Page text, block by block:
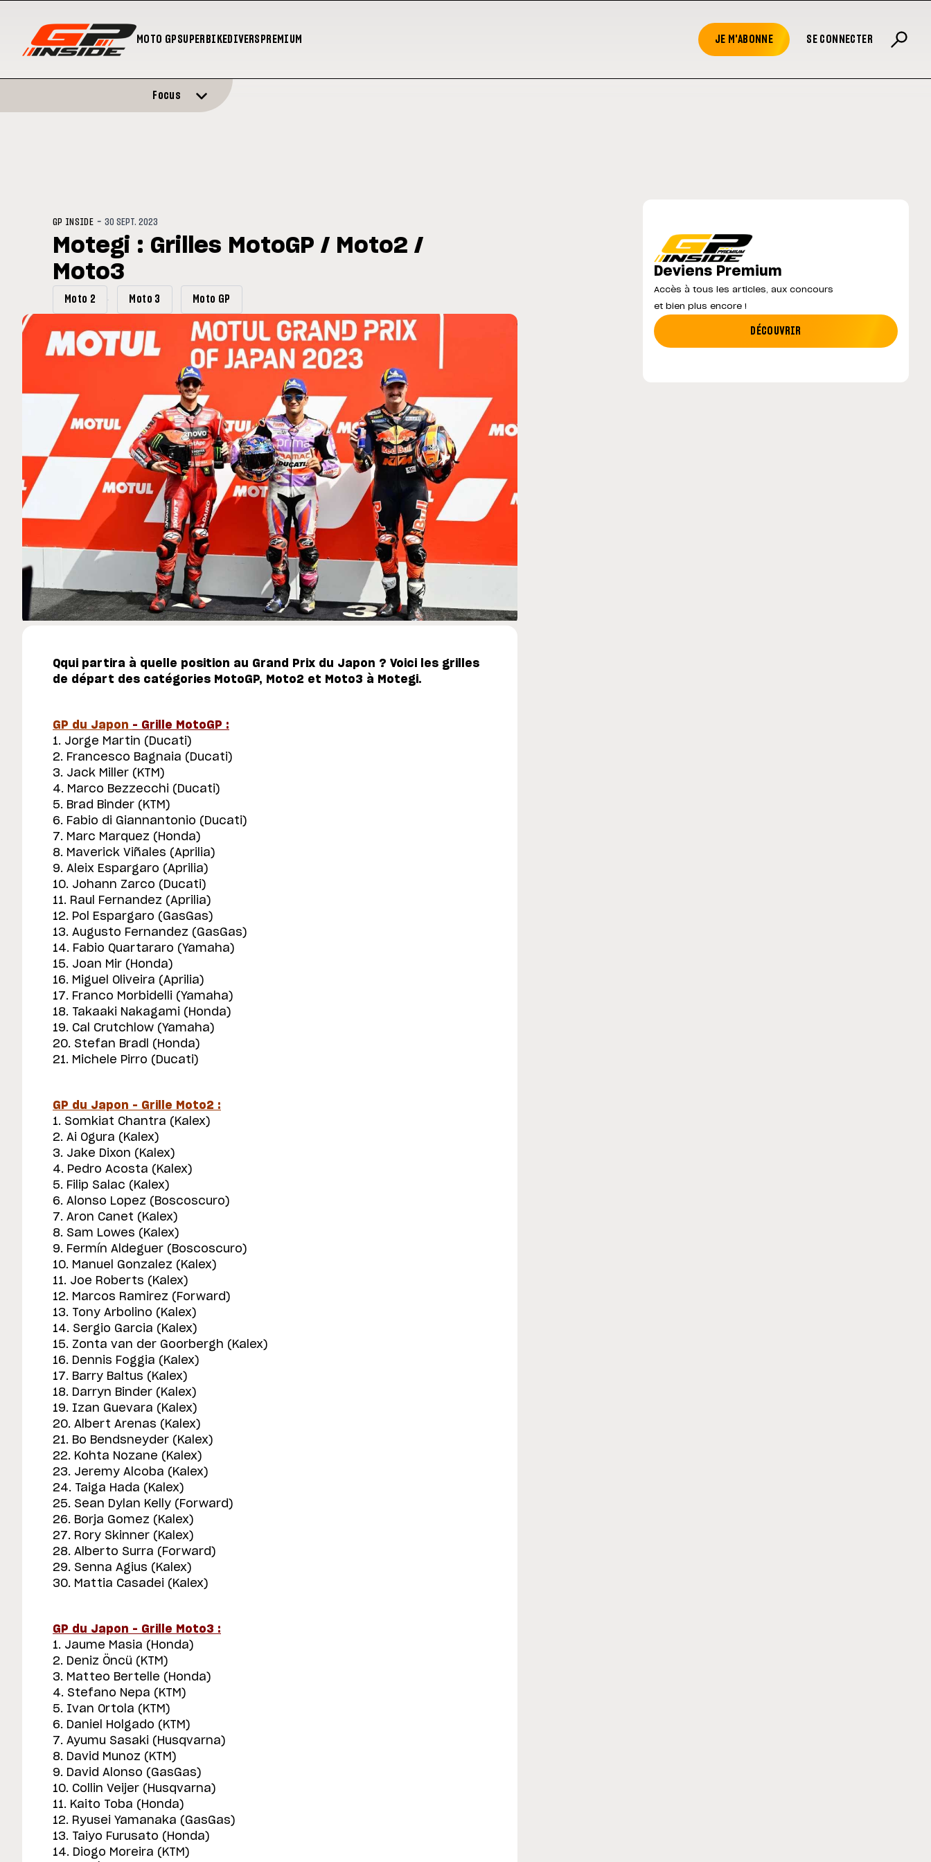
MOTO GPSUPERBIKEDIVERS PREMIUM JE M'ABONNE SE CONNECTER
club spécial dans
Silverstone : Horaires et Programme du GP de
Grande-Bretagne
MOTO GP
Zarco évite l'opération et vise un retour en
MotoGP : les cinq constructeurs signent un
Focus
GP INSIDE -30 SEPT. 2023
Motegi : Grilles MotoGP / Moto2 /
Moto3
Moto 2 Moto 3 Moto GP
Qqui partira à quelle position au Grand Prix du Japon ? Voici les grilles
de départ des catégories MotoGP, Moto2 et Moto3 à Motegi.
GP du Japon – Grille MotoGP :
1. Jorge Martin (Ducati)
2. Francesco Bagnaia (Ducati)
3. Jack Miller (KTM)
4. Marco Bezzecchi (Ducati)
5. Brad Binder (KTM)
6. Fabio di Giannantonio (Ducati)
7. Marc Marquez (Honda)
8. Maverick Viñales (Aprilia)
9. Aleix Espargaro (Aprilia)
10. Johann Zarco (Ducati)
11. Raul Fernandez (Aprilia)
12. Pol Espargaro (GasGas)
13. Augusto Fernandez (GasGas)
14. Fabio Quartararo (Yamaha)
15. Joan Mir (Honda)
16. Miguel Oliveira (Aprilia)
17. Franco Morbidelli (Yamaha)
18. Takaaki Nakagami (Honda)
19. Cal Crutchlow (Yamaha)
20. Stefan Bradl (Honda)
21. Michele Pirro (Ducati)
GP du Japon – Grille Moto2 :
1. Somkiat Chantra (Kalex)
2. Ai Ogura (Kalex)
3. Jake Dixon (Kalex)
4. Pedro Acosta (Kalex)
5. Filip Salac (Kalex)
6. Alonso Lopez (Boscoscuro)
7. Aron Canet (Kalex)
8. Sam Lowes (Kalex)
9. Fermín Aldeguer (Boscoscuro)
10. Manuel Gonzalez (Kalex)
11. Joe Roberts (Kalex)
12. Marcos Ramirez (Forward)
13. Tony Arbolino (Kalex)
14. Sergio Garcia (Kalex)
15. Zonta van der Goorbergh (Kalex)
16. Dennis Foggia (Kalex)
17. Barry Baltus (Kalex)
18. Darryn Binder (Kalex)
19. Izan Guevara (Kalex)
20. Albert Arenas (Kalex)
21. Bo Bendsneyder (Kalex)
22. Kohta Nozane (Kalex)
23. Jeremy Alcoba (Kalex)
24. Taiga Hada (Kalex)
25. Sean Dylan Kelly (Forward)
26. Borja Gomez (Kalex)
27. Rory Skinner (Kalex)
28. Alberto Surra (Forward)
29. Senna Agius (Kalex)
30. Mattia Casadei (Kalex)
GP du Japon – Grille Moto3 :
1. Jaume Masia (Honda)
2. Deniz Öncü (KTM)
3. Matteo Bertelle (Honda)
4. Stefano Nepa (KTM)
5. Ivan Ortola (KTM)
6. Daniel Holgado (KTM)
7. Ayumu Sasaki (Husqvarna)
8. David Munoz (KTM)
9. David Alonso (GasGas)
10. Collin Veijer (Husqvarna)
11. Kaito Toba (Honda)
12. Ryusei Yamanaka (GasGas)
13. Taiyo Furusato (Honda)
14. Diogo Moreira (KTM)
Deviens Premium
Accès à tous les articles, aux concours
et bien plus encore !
DÉCOUVRIR